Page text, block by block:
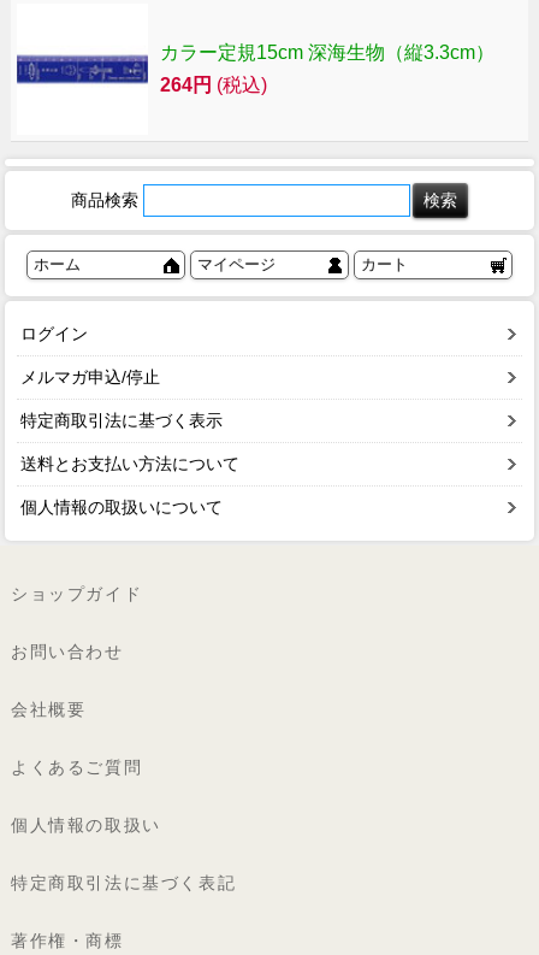
カラー定規15cm 深海生物（縦3.3cm）
264円 (税込)
商品検索
ホーム マイページ カート
ログイン
メルマガ申込/停止
特定商取引法に基づく表示
送料とお支払い方法について
個人情報の取扱いについて
ショップガイド
お問い合わせ
会社概要
よくあるご質問
個人情報の取扱い
特定商取引法に基づく表記
著作権・商標